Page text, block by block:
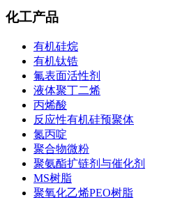
化工产品
有机硅烷
有机钛锆
氟表面活性剂
液体聚丁二烯
丙烯酸
反应性有机硅预聚体
氮丙啶
聚合物微粉
聚氨酯扩链剂与催化剂
MS树脂
聚氧化乙烯PEO树脂